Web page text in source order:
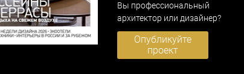
Вы профессиональный
архитектор или дизайнер?
Опубликуйте
проект